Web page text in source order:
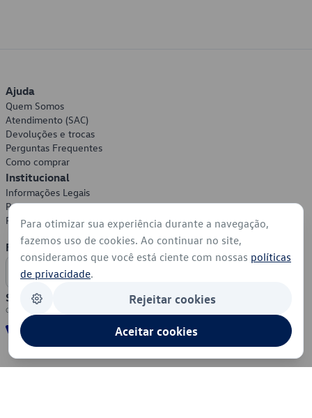
Ajuda
Quem Somos
Atendimento (SAC)
Devoluções e trocas
Perguntas Frequentes
Como comprar
Institucional
Informações Legais
Política de Privacidade
Política de Cookies
Formas de Pagamento
Segurança
Para otimizar sua experiência durante a navegação,
fazemos uso de cookies. Ao continuar no site,
consideramos que você está ciente com nossas políticas
de privacidade.
Rejeitar cookies
Aceitar cookies